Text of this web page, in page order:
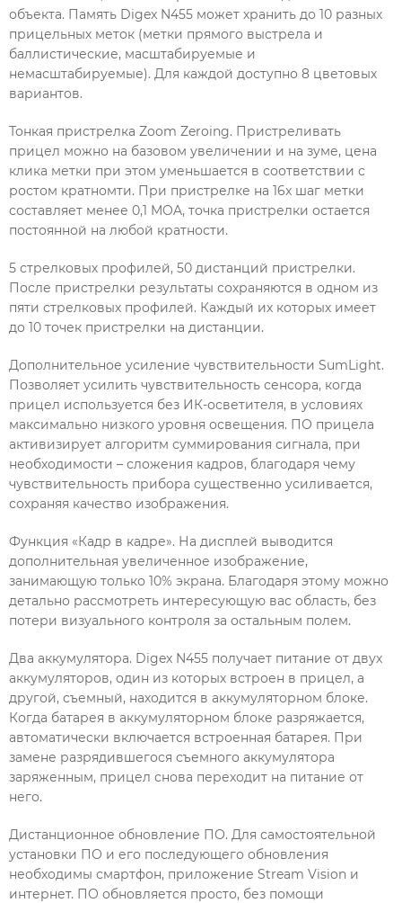
объекта. Память Digex N455 может хранить до 10 разных
прицельных меток (метки прямого выстрела и
баллистические, масштабируемые и
немасштабируемые). Для каждой доступно 8 цветовых
вариантов.
Тонкая пристрелка Zoom Zeroing. Пристреливать
прицел можно на базовом увеличении и на зуме, цена
клика метки при этом уменьшается в соответствии с
ростом кратномти. При пристрелке на 16x шаг метки
составляет менее 0,1 MOA, точка пристрелки остается
постоянной на любой кратности.
5 стрелковых профилей, 50 дистанций пристрелки.
После пристрелки результаты сохраняются в одном из
пяти стрелковых профилей. Каждый их которых имеет
до 10 точек пристрелки на дистанции.
Дополнительное усиление чувствительности SumLight.
Позволяет усилить чувствительность сенсора, когда
прицел используется без ИК-осветителя, в условиях
максимально низкого уровня освещения. ПО прицела
активизирует алгоритм суммирования сигнала, при
необходимости – сложения кадров, благодаря чему
чувствительность прибора существенно усиливается,
сохраняя качество изображения.
Функция «Кадр в кадре». На дисплей выводится
дополнительная увеличенное изображение,
занимающую только 10% экрана. Благодаря этому можно
детально рассмотреть интересующую вас область, без
потери визуального контроля за остальным полем.
Два аккумулятора. Digex N455 получает питание от двух
аккумуляторов, один из которых встроен в прицел, а
другой, съемный, находится в аккумуляторном блоке.
Когда батарея в аккумуляторном блоке разряжается,
автоматически включается встроенная батарея. При
замене разрядившегося съемного аккумулятора
заряженным, прицел снова переходит на питание от
него.
Дистанционное обновление ПО. Для самостоятельной
установки ПО и его последующего обновления
необходимы смартфон, приложение Stream Vision и
интернет. ПО обновляется просто, без помощи